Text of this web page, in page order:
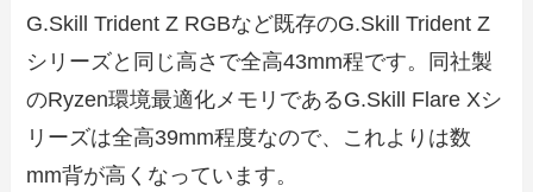
G.Skill Trident Z RGBなど既存のG.Skill Trident Z
シリーズと同じ高さで全高43mm程です。同社製
のRyzen環境最適化メモリであるG.Skill Flare Xシ
リーズは全高39mm程度なので、これよりは数
mm背が高くなっています。